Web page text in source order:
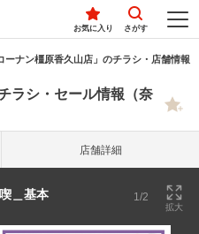
お気に入り さがす
ーナン橿原香久山店」のチラシ・店舗情報
ラシ・セール情報（奈
店舗詳細
＿基本 1/2
拡大